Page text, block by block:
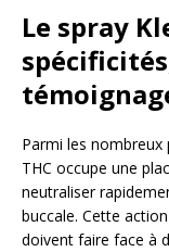
Le spray
Parmi les nombreux
THC occupe une
neutraliser
buccale. Cette
doivent faire face à